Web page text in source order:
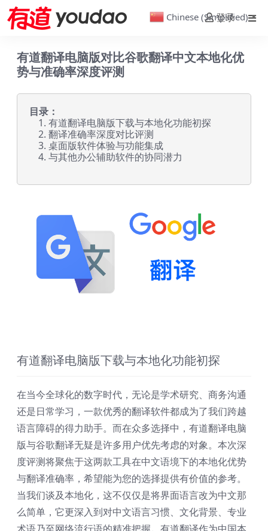
登录
有道翻译电脑版对比谷歌翻译中文本地化优
势与准确率深度评测
目录：
有道翻译电脑版下载与本地化功能初探
翻译准确率深度对比评测
桌面版软件体验与功能集成
与其他办公辅助软件的协同潜力
有道翻译电脑版下载与本地化功能初探
在当今全球化的数字时代，无论是学术研究、商务沟通
还是日常学习，一款优秀的翻译软件都成为了我们跨越
语言障碍的得力助手。而在众多选择中，有道翻译电脑
版与谷歌翻译无疑是许多用户优先考虑的对象。本次深
度评测将聚焦于这两款工具在中文语境下的本地化优势
与翻译准确率，希望能为您的选择提供有价值的参考。
当我们谈及本地化，这不仅仅是将界面语言改为中文那
么简单，它更深入到对中文语言习惯、文化背景、专业
Chinese (Simplified) ▼